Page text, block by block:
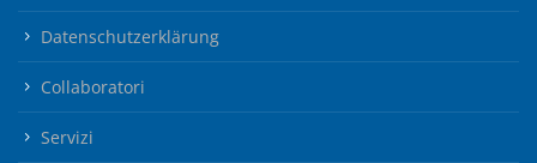
Datenschutzerklärung
Collaboratori
Servizi